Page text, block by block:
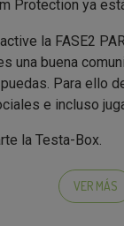
Protection ya
la FASE2
una buena
Para ello
e incluso
la Testa-Box.
con más
VER MÁS